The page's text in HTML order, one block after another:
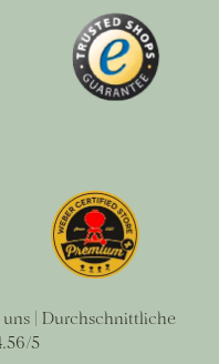
uns | Durchschnittliche
5